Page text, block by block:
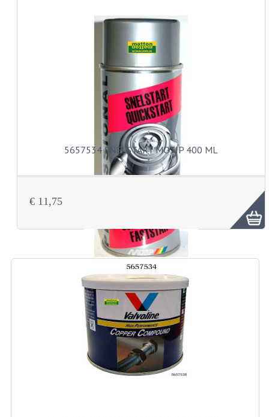
KABELS
SPIEGELS
STUREN
TELLER ONDERDELEN
TELLERS COMPLEET
TANK
VERLICHTING EN ELEKTRA
KABELBOMEN
KOPLAMPEN
RICHTINGAANWIJZERS
SCHAKELAARS
VOORVORK
GEREEDSCHAP
5657534 SNELSTART MOTIP 400 ML
€ 11,75